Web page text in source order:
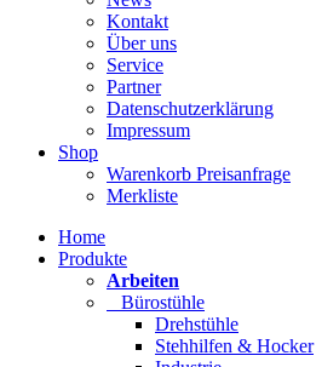
Kontakt
Über uns
Service
Partner
Datenschutzerklärung
Impressum
Shop
Warenkorb Preisanfrage
Merkliste
Home
Produkte
Arbeiten
Bürostühle
Drehstühle
Stehhilfen & Hocker